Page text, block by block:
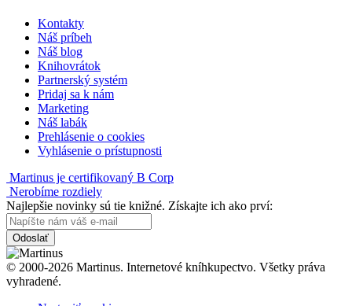
Kontakty
Náš príbeh
Náš blog
Knihovrátok
Partnerský systém
Pridaj sa k nám
Marketing
Náš labák
Prehlásenie o cookies
Vyhlásenie o prístupnosti
Martinus je certifikovaný B Corp
Nerobíme rozdiely
Najlepšie novinky sú tie knižné. Získajte ich ako prví:
Odoslať
© 2000-2026 Martinus. Internetové kníhkupectvo. Všetky práva
vyhradené.